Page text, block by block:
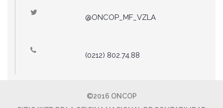
@ONCOP_MF_VZLA
(0212) 802.74.88
©2016 ONCOP